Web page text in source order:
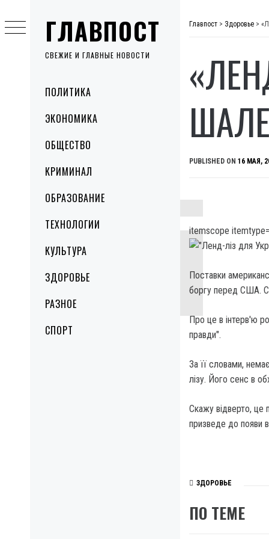
ГЛАВПОСТ
СВЕЖИЕ И ГЛАВНЫЕ НОВОСТИ
MenuПОЛИТИКА
ЭКОНОМИКА
ОБЩЕСТВО
КРИМИНАЛ
ОБРАЗОВАНИЕ
ТЕХНОЛОГИИ
КУЛЬТУРА
ЗДОРОВЬЕ
РАЗНОЕ
СПОРТ
to
content
Главпост > Здоровье >
PUBLISHED ON 16 МАЯ,
itemscope
Поставки
боргу перед США.
Про це в інтерв'ю
правди".
За її словами,
лізу. Його сенс в
Скажу відверто, це
призведе до появи
ЗДОРОВЬЕ
ПО ТЕМЕ